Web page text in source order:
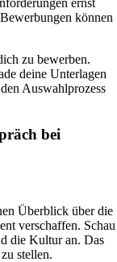
ernst
können
zu bewerben.
deine Unterlagen
Auswahlprozess
bei
Überblick über die
verschaffen. Schau
die Kultur an. Das
stellen.